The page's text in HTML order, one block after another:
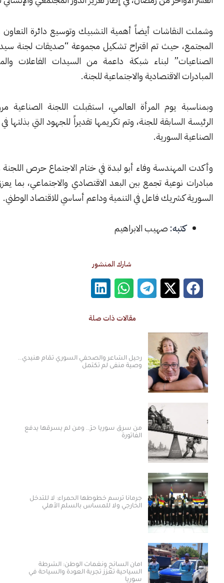
أيضاً أهمية التشبيك وتوسيع دائرة التعاون مع سيدات
حيث تم اقتراح تشكيل مجموعة “صديقات لجنة سيدات الأعمال
لبناء شبكة داعمة من السيدات الفاعلات والمساهمة في
الاقتصادية والاجتماعية للجنة.
يوم المرأة العالمي، استقبلت اللجنة الصناعية مروة الأيتوني،
للجنة، وتم تكريمها تقديراً للجهود التي بذلتها في دعم المرأة
السورية.
وفاء أبو لبدة في ختام الاجتماع حرص اللجنة على إطلاق
نوعية تجمع بين البعد الاقتصادي والاجتماعي، بما يعزز دور المرأة
كشريك فاعل في التنمية وداعم أساسي للاقتصاد الوطني.
صهيب الابراهيم
شارك المنشور
مقالات ذات صلة
رحيل الشاعر والصحفي السوري تمّام هنيدي..
وصية منفى لم تكتمل
من سرق سوريا حرّ.. ومن لم يسرقها يدفع
الفاتورة
جرمانا ترسم خطوطها الحمراء: لا للتدخل
الخارجي ولا للمساس بالسلم الأهلي
أمان السائح ونغمات الوطن: الشرطة
السياحية تعزز تجربة العودة والسياحة في